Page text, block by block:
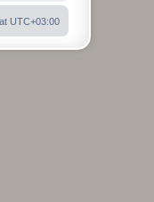
UTC+03:00